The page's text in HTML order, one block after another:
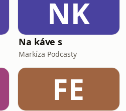
ľudí a hodnoty. hosť : Jozef Šišulák.NK
Na káve s
Markíza Podcasty
FE